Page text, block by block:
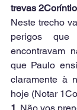
trevas
Neste trecho
perigos que
encontravam
que Paulo
claramente à
hoje (Notar